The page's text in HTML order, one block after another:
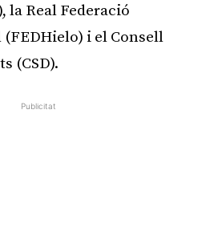
la Real Federació
(FEDHielo) i el Consell
(CSD).
Publicitat